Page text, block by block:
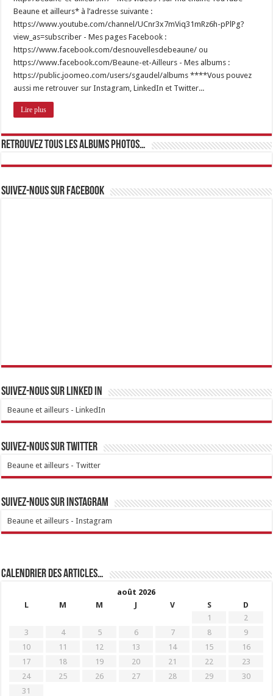
Beaune et ailleurs* à l’adresse suivante :
https://www.youtube.com/channel/UCnr3x7mViq31mRz6h-pPlPg?
view_as=subscriber - Mes pages Facebook :
https://www.facebook.com/desnouvellesdebeaune/ ou
https://www.facebook.com/Beaune-et-Ailleurs - Mes albums :
https://public.joomeo.com/users/sgaudel/albums ****Vous pouvez
aussi me retrouver sur Instagram, LinkedIn et Twitter...
Lire plus
Retrouvez tous les albums photos…
Suivez-nous sur Facebook
Suivez-nous sur linked IN
Beaune et ailleurs - LinkedIn
Suivez-nous sur Twitter
Beaune et ailleurs - Twitter
Suivez-nous sur Instagram
Beaune et ailleurs - Instagram
Calendrier des articles…
août 2026
L
M M J V S
D
1
2
3
4 5 6 7 8
9
10
11 12 13 14 15
16
17
18 19 20 21 22
23
24
25 26 27 28 29
30
31